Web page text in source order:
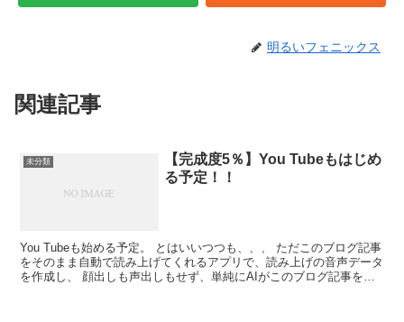
明るいフェニックス
関連記事
未分類
【完成度5％】You Tubeもはじめ
る予定！！
You Tubeも始める予定。 とはいいつつも、、、 ただこのブログ記事
をそのまま自動で読み上げてくれるアプリで、読み上げの音声データ
を作成し、 顔出しも声出しもせず、単純にAIがこのブログ記事を読